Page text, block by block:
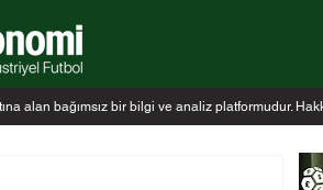
alan bağımsız bir bilgi ve analiz platformudur.